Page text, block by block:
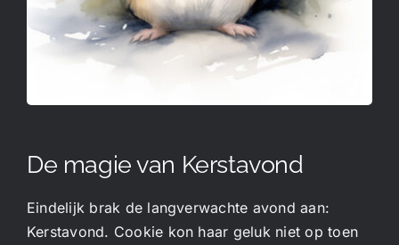
De magie van Kerstavond
Eindelijk brak de langverwachte avond aan:
Kerstavond. Cookie kon haar geluk niet op toen